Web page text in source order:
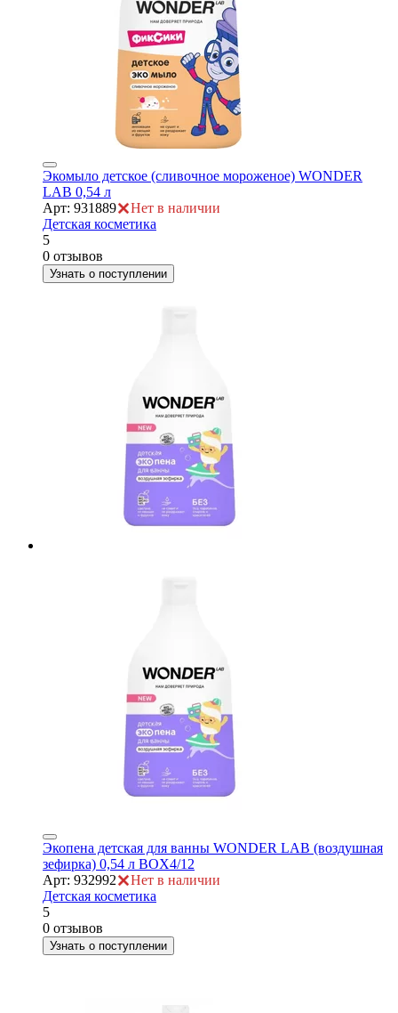
Экомыло детское (сливочное мороженое) WONDER
LAB 0,54 л
Арт: 931889
Нет в наличии
Детская косметика
5
0 отзывов
Узнать о поступлении
Экопена детская для ванны WONDER LAB (воздушная
зефирка) 0,54 л BOX4/12
Арт: 932992
Нет в наличии
Детская косметика
5
0 отзывов
Узнать о поступлении